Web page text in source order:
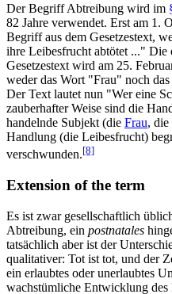
Der Begriff Abtreibung wird im
82 Jahre verwendet. Erst am 1.
Begriff aus dem Gesetzestext,
ihre Leibesfrucht abtötet ..." Die
Gesetzestext wird am 25.
weder das Wort "Frau" noch
Der Text lautet nun "Wer eine
zauberhafter Weise sind die
handelnde Subjekt (die Frau, die
Handlung (die Leibesfrucht)
verschwunden.[8]
Extension of the term
Es ist zwar gesellschaftlich
Abtreibung, ein postnatales
tatsächlich aber ist der
qualitativer: Tot ist tot, und der
ein erlaubtes oder unerlaubtes
wachstümliche Entwicklung